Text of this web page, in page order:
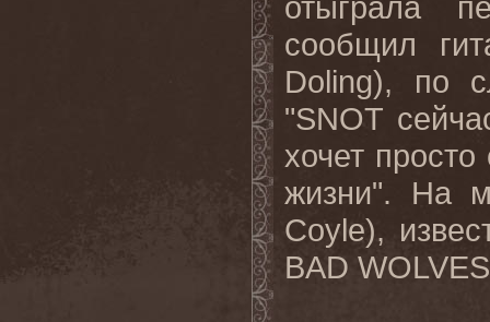
сообщил
Doling), по
"SNOT
хочет
жизни". На
Coyle),
BAD